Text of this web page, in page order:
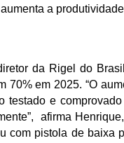
a
da Rigel do
70% em 2025. “O
testado e
afirma
com pistola de baixa